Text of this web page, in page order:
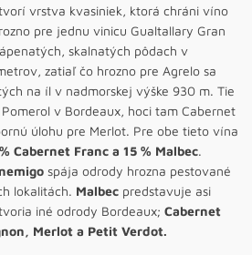
tvorí vrstva kvasiniek, ktorá chráni víno
pre jednu vinicu Gualtallary Gran
skalnatých pôdach v
zatiaľ čo hrozno pre Agrelo sa
na íl v nadmorskej výške 930 m. Tie
v Bordeaux, hoci tam Cabernet
úlohu pre Merlot. Pre obe tieto vína
Cabernet Franc a 15 % Malbec.
spája odrody hrozna pestované
lokalitách. Malbec predstavuje asi
iné odrody Bordeaux; Cabernet
Merlot a Petit Verdot.